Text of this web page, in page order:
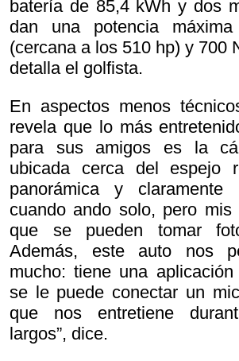
batería de 85,4 kWh y dos
dan una potencia
(cercana a los 510 hp) y 700
detalla el golfista.
En aspectos menos
revela que lo más
para sus amigos es la
ubicada cerca del espejo
panorámica y
cuando ando solo, pero
que se pueden tomar
Además, este auto nos
mucho: tiene una
se le puede conectar un
que nos entretiene
largos”, dice.